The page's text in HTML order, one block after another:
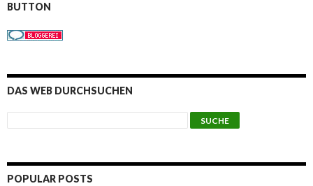
BUTTON
DAS WEB DURCHSUCHEN
POPULAR POSTS